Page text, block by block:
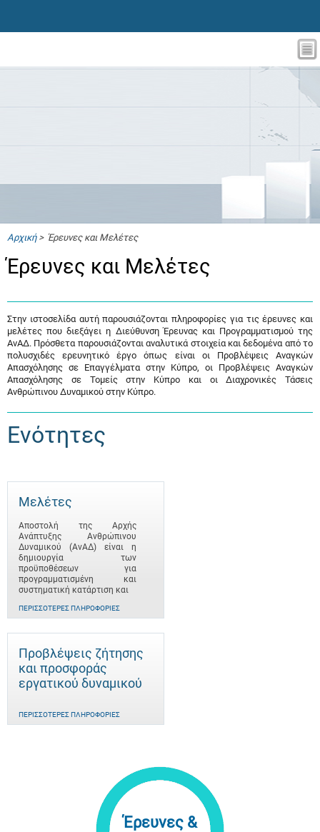
Αρχική> Έρευνες και Μελέτες
Έρευνες και Μελέτες
Στην ιστοσελίδα αυτή παρουσιάζονται πληροφορίες για τις έρευνες και
μελέτες που διεξάγει η Διεύθυνση Έρευνας και Προγραμματισμού της
ΑνΑΔ. Πρόσθετα παρουσιάζονται αναλυτικά στοιχεία και δεδομένα από το
πολυσχιδές ερευνητικό έργο όπως είναι οι Προβλέψεις Αναγκών
Απασχόλησης σε Επαγγέλματα στην Κύπρο, οι Προβλέψεις Αναγκών
Απασχόλησης σε Τομείς στην Κύπρο και οι Διαχρονικές Τάσεις
Ανθρώπινου Δυναμικού στην Κύπρο.
Ενότητες
Μελέτες
Αποστολή της Αρχής
Ανάπτυξης Ανθρώπινου
Δυναμικού (ΑνΑΔ) είναι η
δημιουργία των
προϋποθέσεων για
προγραμματισμένη και
συστηματική κατάρτιση και
ΠΕΡΙΣΣΌΤΕΡΕΣ ΠΛΗΡΟΦΟΡΊΕΣ
Προβλέψεις ζήτησης
και προσφοράς
εργατικού δυναμικού
ΠΕΡΙΣΣΌΤΕΡΕΣ ΠΛΗΡΟΦΟΡΊΕΣ
Έρευνες &